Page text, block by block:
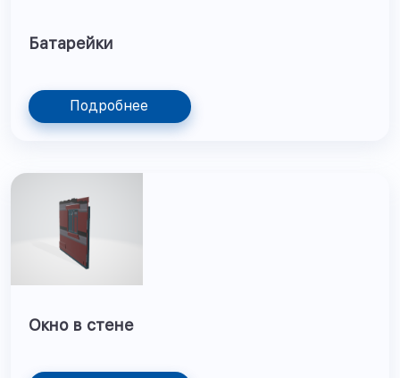
Батарейки
Подробнее
Окно в стене